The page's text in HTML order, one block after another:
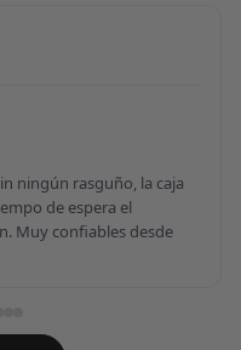
ningún rasguño, la caja
de espera el
Muy confiables desde